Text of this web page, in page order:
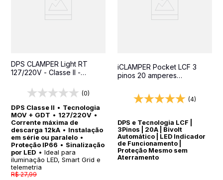
DPS CLAMPER Light RT
127/220V - Classe II -
Iluminação LED, Smart Grid e
Telemetria
(0)
DPS Classe II • Tecnologia
MOV + GDT • 127/220V •
Corrente máxima de
descarga 12kA • Instalação
em série ou paralelo •
Proteção IP66 • Sinalização
por LED • Ideal para
iluminação LED, Smart Grid e
telemetria
R$ 27,99
iCLAMPER Pocket LCF 3
pinos 20 amperes
Elétrico DPS Bivolt
(4)
DPS e Tecnologia LCF |
3Pinos | 20A | Bivolt
Automático | LED Indicador
de Funcionamento |
Proteção Mesmo sem
Aterramento